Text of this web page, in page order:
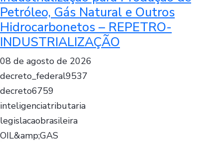
Petróleo, Gás Natural e Outros
Hidrocarbonetos – REPETRO-
INDUSTRIALIZAÇÃO
08 de agosto de 2026
decreto_federal9537
decreto6759
inteligenciatributaria
legislacaobrasileira
OIL&amp;GAS